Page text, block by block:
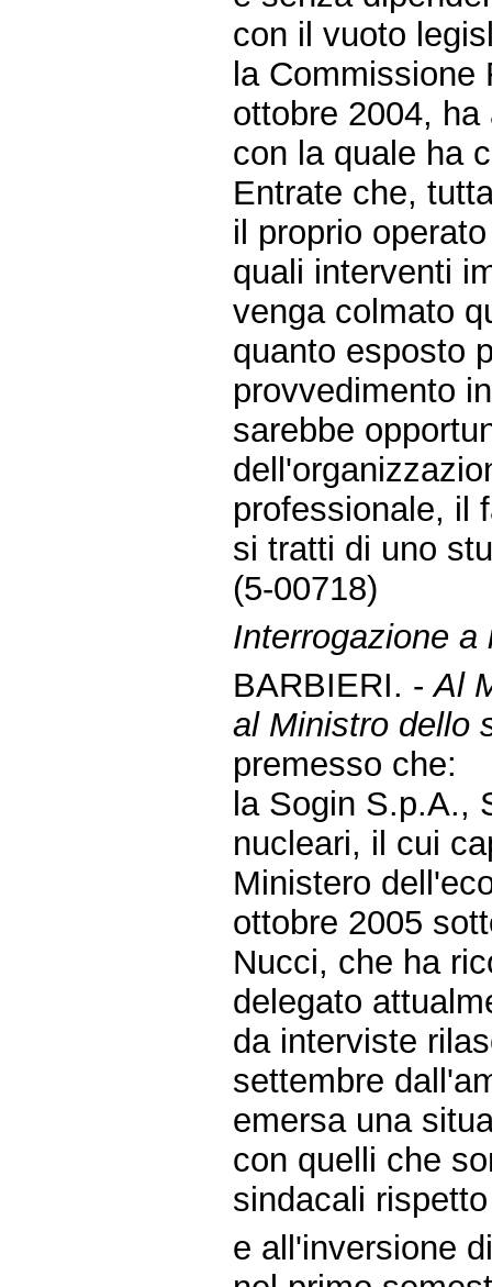
con il vuoto
la
ottobre 2004,
con la quale ha
Entrate che,
il proprio
quali interventi
venga colmato
quanto esposto
provvedimento
sarebbe
professionale, il
si tratti di uno
(5-00718)
Interrogazione
BARBIERI. -Al
al Ministro dello
premesso che:
la Sogin S.p.A.,
nucleari, il cui
Ministero
ottobre 2005
Nucci, che ha
delegato
da interviste
settembre
emersa una
con quelli che
sindacali
e all'inversione